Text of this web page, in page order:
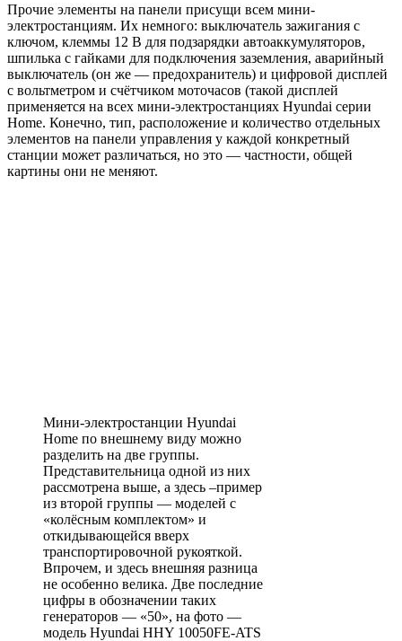
Прочие элементы на панели присущи всем мини-
электростанциям. Их немного: выклю­чатель зажигания с
ключом, клеммы 12 В для подзарядки автоаккумуляторов,
шпилька с гайками для подключения заземления, аварийный
выключатель (он же — предо­хранитель) и цифровой дисплей
с вольтме­тром и счётчиком моточасов (такой дисплей
применяется на всех мини-электростанциях Hyundai серии
Home. Конечно, тип, распо­ложение и количество отдельных
элементов на панели управления у каждой конкретный
станции может различаться, но это — частно­сти, общей
картины они не меняют.
Мини-электростанции Hyundai
Home по внешнему виду можно
разделить на две группы.
Представительница одной из них
рассмотрена выше, а здесь –пример
из второй группы — моделей с
«колёсным комплектом» и
откидывающейся вверх
транспортировочной рукояткой.
Впрочем, и здесь внешняя разница
не особенно велика. Две последние
цифры в обозначении таких
генераторов — «50», на фото —
модель Hyundai HHY 10050FE-ATS